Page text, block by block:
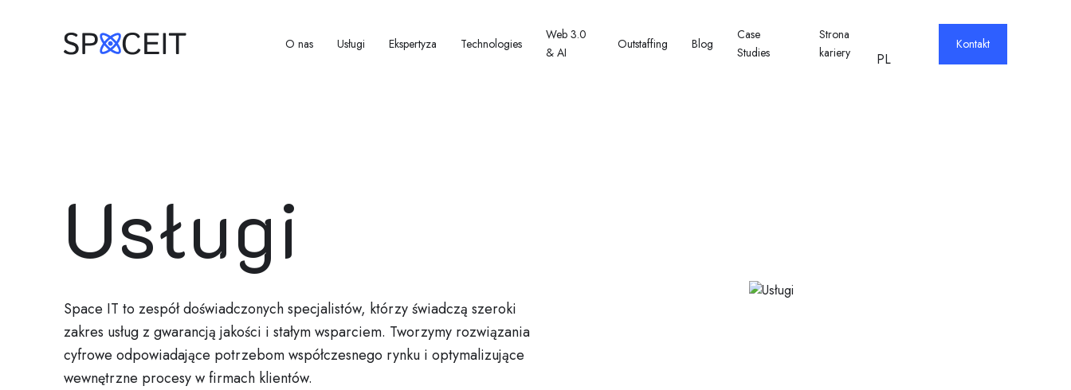
O nas Usługi Ekspertyza Technologies
Web 3.0
& AI
Outstaffing Blog
Case
Studies
Strona
kariery
PL
Kontakt
Usługi
Space IT to zespół doświadczonych specjalistów, którzy świadczą szeroki
zakres usług z gwarancją jakości i stałym wsparciem. Tworzymy rozwiązania
cyfrowe odpowiadające potrzebom współczesnego rynku i optymalizujące
wewnętrzne procesy w firmach klientów.